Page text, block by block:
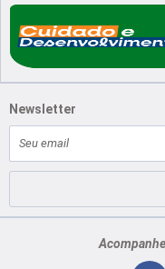
Newsletter
mail